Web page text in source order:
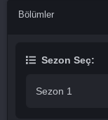
Bölümler
Sezon Seç:
Sezon 1